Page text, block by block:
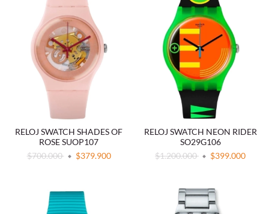
RELOJ SWATCH SHADES OF
ROSE SUOP107
$700.000
$379.900
RELOJ SWATCH NEON RIDER
SO29G106
$1.200.000
$399.000